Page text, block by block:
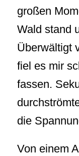
großen
Wald stand
Überwältigt
fiel es mir
fassen.
die
Von einem